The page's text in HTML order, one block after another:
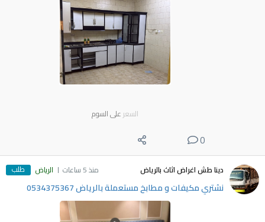
السعر على السوم
0
دينا طش اغراض اثاث بالرياض منذ 5 ساعات الرياض طلب
نشتري مكيفات و مطابخ مستعملة بالرياض 0534375367